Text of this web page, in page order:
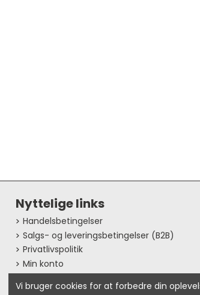
Nyttelige links
Handelsbetingelser
Salgs- og leveringsbetingelser (B2B)
Privatlivspolitik
Min konto
Vi bruger cookies for at forbedre din